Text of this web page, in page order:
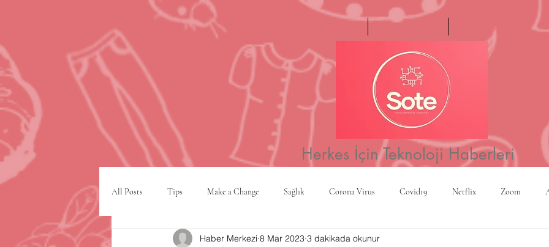
Herkes İçin Teknoloji Haberleri
All Posts Tips Make a Change Sağlık Corona Virus Covid19 Netflix Zoom
VPN şehir planlama Yapay Zeka Kripto Para
Haber Merkezi 8 Mar 2023 3 dakikada okunur